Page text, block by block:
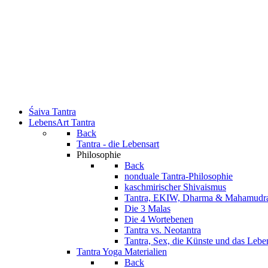
Śaiva Tantra
LebensArt Tantra
Back
Tantra - die Lebensart
Philosophie
Back
nonduale Tantra-Philosophie
kaschmirischer Shivaismus
Tantra, EKIW, Dharma &
Die 3 Malas
Die 4 Wortebenen
Tantra vs. Neotantra
Tantra, Sex, die Künste und das
Tantra Yoga Materialien
Back